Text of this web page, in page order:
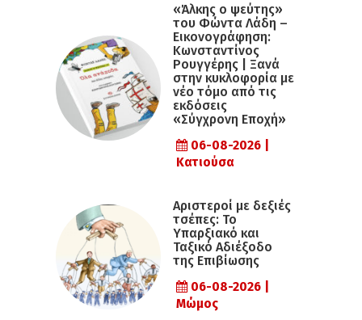
«Άλκης ο ψεύτης»
του Φώντα Λάδη –
Εικονογράφηση:
Κωνσταντίνος
Ρουγγέρης | Ξανά
στην κυκλοφορία με
νέο τόμο από τις
εκδόσεις
«Σύγχρονη Εποχή»
06-08-2026 |
Κατιούσα
Αριστεροί με δεξιές
τσέπες: Το
Υπαρξιακό και
Ταξικό Αδιέξοδο
της Επιβίωσης
06-08-2026 |
Μώμος